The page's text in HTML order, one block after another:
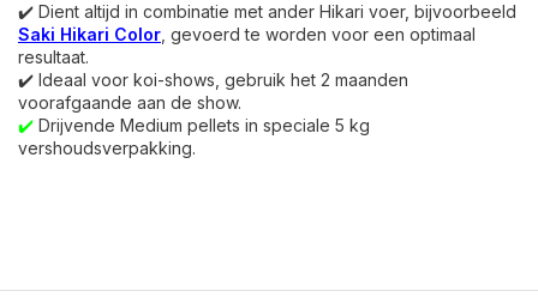
✔️ Dient altijd in combinatie met ander Hikari voer, bijvoorbeeld
Saki Hikari Color , gevoerd te worden voor een optimaal
resultaat.
✔️ Ideaal voor koi-shows, gebruik het 2 maanden
voorafgaande aan de show.
✔️ Drijvende Medium pellets in speciale 5 kg
vershoudsverpakking.